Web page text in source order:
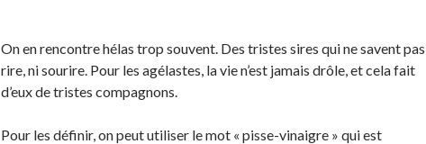
On en rencontre hélas trop souvent. Des tristes sires qui ne savent pas
rire, ni sourire. Pour les agélastes, la vie n’est jamais drôle, et cela fait
d’eux de tristes compagnons.
Pour les définir, on peut utiliser le mot « pisse-vinaigre » qui est